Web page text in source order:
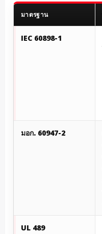
มาตรฐาน
IEC 60898-1
มอก. 60947-2
UL 489